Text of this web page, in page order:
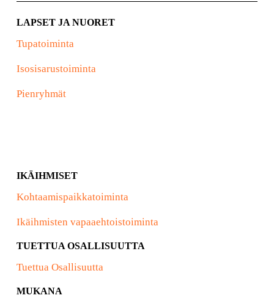
LAPSET JA NUORET
Tupatoiminta
Isosisarustoiminta
Pienryhmät
IKÄIHMISET
Kohtaamispaikkatoiminta
Ikäihmisten vapaaehtoistoiminta
TUETTUA OSALLISUUTTA
Tuettua Osallisuutta
MUKANA